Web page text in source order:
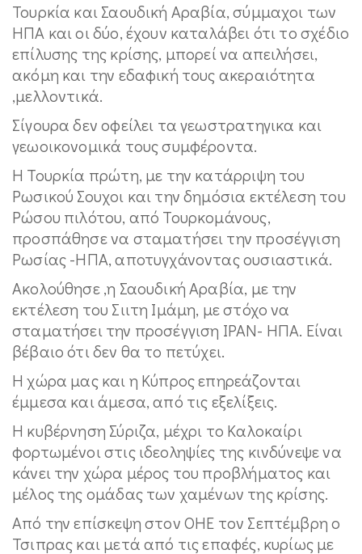
Τουρκία και Σαουδική Αραβία, σύμμαχοι των
ΗΠΑ και οι δύο, έχουν καταλάβει ότι το σχέδιο
επίλυσης της κρίσης, μπορεί να απειλήσει,
ακόμη και την εδαφική τους ακεραιότητα
,μελλοντικά.
Σίγουρα δεν οφείλει τα γεωστρατηγικα και
γεωοικονομικά τους συμφέροντα.
Η Τουρκία πρώτη, με την κατάρριψη του
Ρωσικού Σουχοι και την δημόσια εκτέλεση του
Ρώσου πιλότου, από Τουρκoμάνους,
προσπάθησε να σταματήσει την προσέγγιση
Ρωσίας -ΗΠΑ, αποτυγχάνοντας ουσιαστικά.
Ακολούθησε ,η Σαουδική Αραβία, με την
εκτέλεση του Σιιτη Ιμάμη, με στόχο να
σταματήσει την προσέγγιση ΙΡΑΝ- ΗΠΑ. Είναι
βέβαιο ότι δεν θα το πετύχει.
Η χώρα μας και η Κύπρος επηρεάζονται
έμμεσα και άμεσα, από τις εξελίξεις.
Η κυβέρνηση Σύριζα, μέχρι το Καλοκαίρι
φορτωμένοι στις ιδεοληψίες της κινδύνεψε να
κάνει την χώρα μέρος του προβλήματος και
μέλος της ομάδας των χαμένων της κρίσης.
Από την επίσκεψη στον ΟΗΕ τον Σεπτέμβρη ο
Τσιπρας και μετά από τις επαφές, κυρίως με